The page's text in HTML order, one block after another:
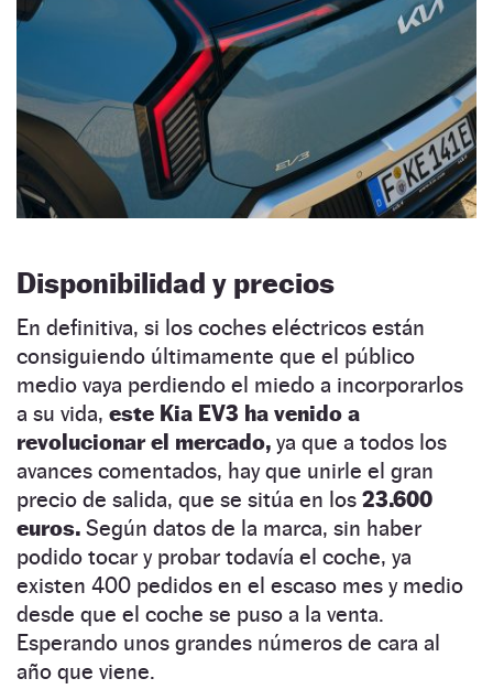
Disponibilidad y precios
En definitiva, si los coches eléctricos están
consiguiendo últimamente que el público
medio vaya perdiendo el miedo a incorporarlos
a su vida, este Kia EV3 ha venido a
revolucionar el mercado, ya que a todos los
avances comentados, hay que unirle el gran
precio de salida, que se sitúa en los 23.600
euros. Según datos de la marca, sin haber
podido tocar y probar todavía el coche, ya
existen 400 pedidos en el escaso mes y medio
desde que el coche se puso a la venta.
Esperando unos grandes números de cara al
año que viene.